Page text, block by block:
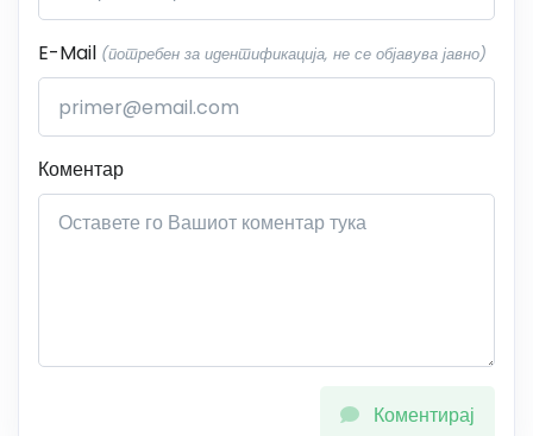
E-Mail (потребен за идентификација, не се објавува јавно)
Коментар
Коментирај